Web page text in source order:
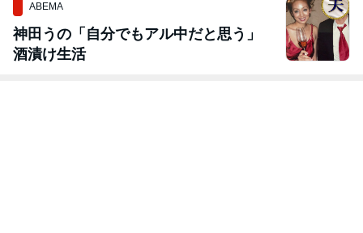
ABEMA
神田うの「自分でもアル中だと思う」
酒漬け生活